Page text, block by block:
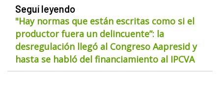
Seguí leyendo
"Hay normas que están escritas como si el
productor fuera un delincuente”: la
desregulación llegó al Congreso Aapresid y
hasta se habló del financiamiento al IPCVA